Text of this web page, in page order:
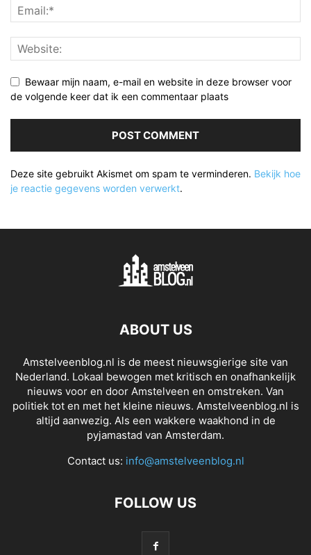
Bewaar mijn naam, e-mail en website in deze browser voor
de volgende keer dat ik een commentaar plaats
Deze site gebruikt Akismet om spam te verminderen. Bekijk hoe
je reactie gegevens worden verwerkt.
ABOUT US
Amstelveenblog.nl is de meest nieuwsgierige site van
Nederland. Lokaal bewogen met kritisch en onafhankelijk
nieuws voor en door Amstelveen en omstreken. Van
politiek tot en met het kleine nieuws. Amstelveenblog.nl is
altijd aanwezig. Als een wakkere waakhond in de
pyjamastad van Amsterdam.
Contact us: info@amstelveenblog.nl
FOLLOW US